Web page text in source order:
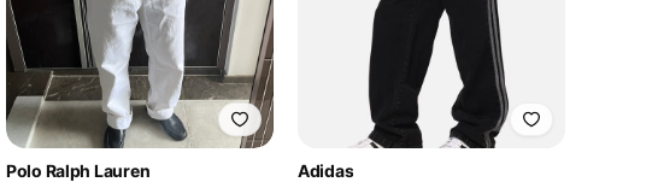
Polo Ralph Lauren Adidas